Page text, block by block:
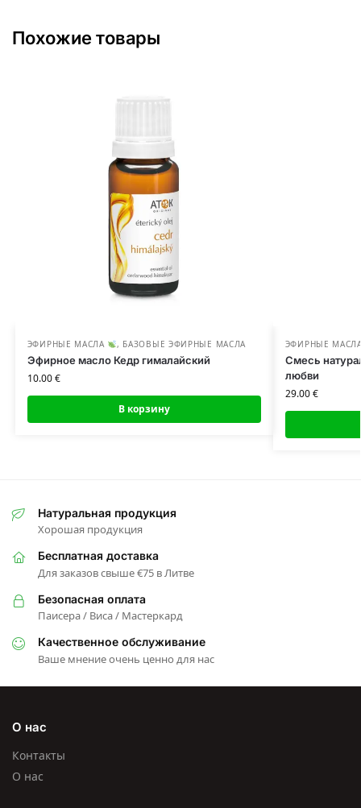
Похожие товары
ЭФИРНЫЕ МАСЛА , БАЗОВЫЕ ЭФИРНЫЕ МАСЛА
Эфирное масло Кедр гималайский
10.00€
В корзину
ЭФИРНЫЕ
Смесь
любви
29.00€
Натуральная продукция
Хорошая продукция
Бесплатная доставка
Для заказов свыше €75 в Литве
Безопасная оплата
Паисера / Виса / Мастеркард
Качественное обслуживание
Ваше мнение очень ценно для нас
О нас
Контакты
О нас